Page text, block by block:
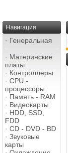
Навигация
· Генеральная
· Материнские
платы
· Контроллеры
· CPU -
процессоры
· Память - RAM
· Видеокарты
· HDD, SSD,
FDD
· CD - DVD - BD
· Звуковые
карты